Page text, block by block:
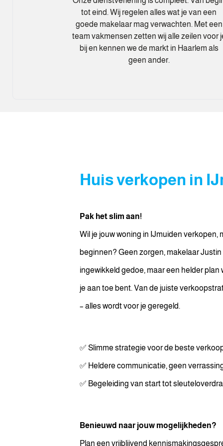
tot eind. Wij regelen alles wat je van een
goede makelaar mag verwachten. Met een
team vakmensen zetten wij alle zeilen voor
bij en kennen we de markt in Haarlem als
geen ander.
Huis verkopen in
Pak het slim aan!
Wil je jouw woning in IJmuiden verkopen,
beginnen? Geen zorgen, makelaar
ingewikkeld gedoe, maar een helder
je aan toe bent. Van de juiste
– alles wordt voor je geregeld.
✅ Slimme strategie voor de beste
✅ Heldere communicatie, geen
✅ Begeleiding van start tot
Benieuwd naar jouw mogelijkheden?
Plan een vrijblijvend